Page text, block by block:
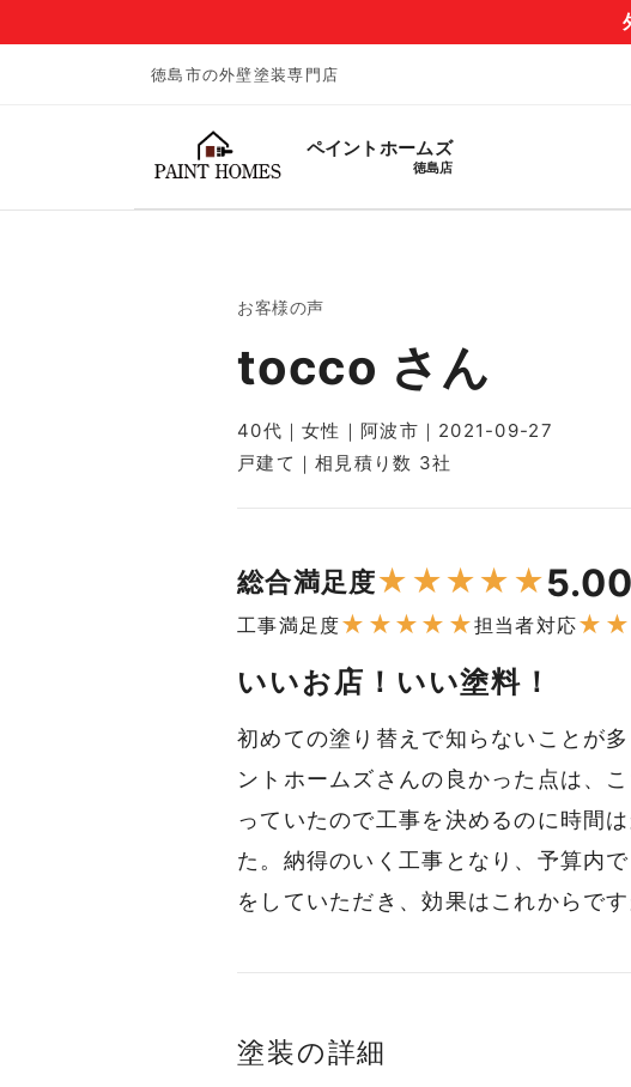
徳島市の外壁塗装専門店
ペイントホームズ
徳島店
お客様の声
tocco さん
40代｜女性｜阿波市｜2021-09-27
戸建て｜相見積り数 3社
総合満足度★ ★★★ ★5.00
工事満足度★ ★ ★ ★ ★担当者対応★ ★
いいお店！いい塗料！
初めての塗り替えで知らないことが
ントホームズさんの良かった点は、
っていたので工事を決めるのに時間
た。納得のいく工事となり、予算内
をしていただき、効果はこれからで
塗装の詳細